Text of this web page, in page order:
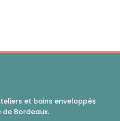
et bains enveloppés
de Bordeaux.